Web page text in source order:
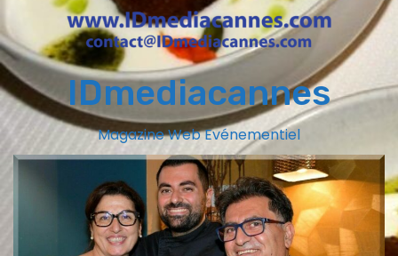
IDmediacannes
Magazine Web Evénementiel